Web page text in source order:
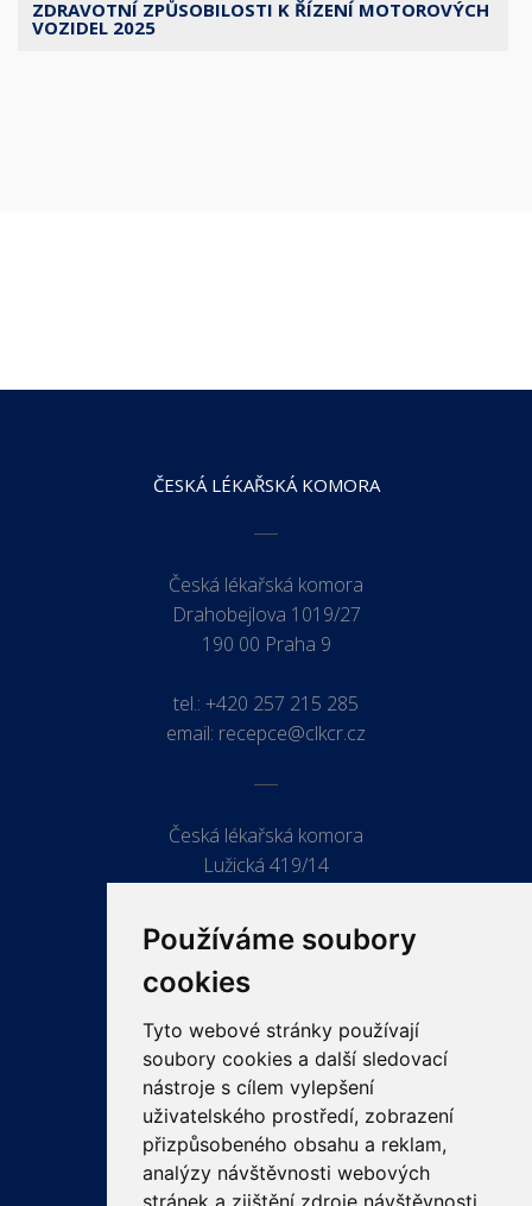
Používáme soubory
cookies
Tyto webové stránky používají
soubory cookies a další sledovací
nástroje s cílem vylepšení
uživatelského prostředí, zobrazení
přizpůsobeného obsahu a reklam,
analýzy návštěvnosti webových
stránek a zjištění zdroje návštěvnosti.
ZDRAVOTNÍ ZPŮSOBILOSTI K ŘÍZENÍ MOTOROVÝCH
VOZIDEL 2025
ČESKÁ LÉKAŘSKÁ KOMORA
Česká lékařská komora
Drahobejlova 1019/27
190 00 Praha 9
tel.: +420 257 215 285
email: recepce@clkcr.cz
Česká lékařská komora
Lužická 419/14
ODKAZY
PRO LÉKAŘE
PRO VEŘEJNOST
VZDĚLÁVÁNÍ